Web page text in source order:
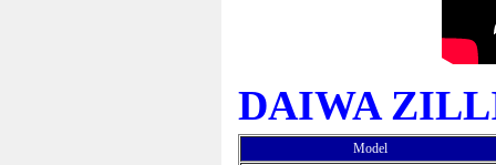
DAIWA
Model